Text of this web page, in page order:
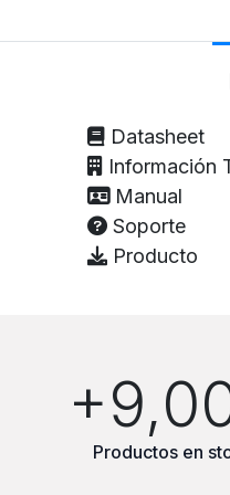
Datasheet
Información
Manual
Soporte
Producto
Productos en